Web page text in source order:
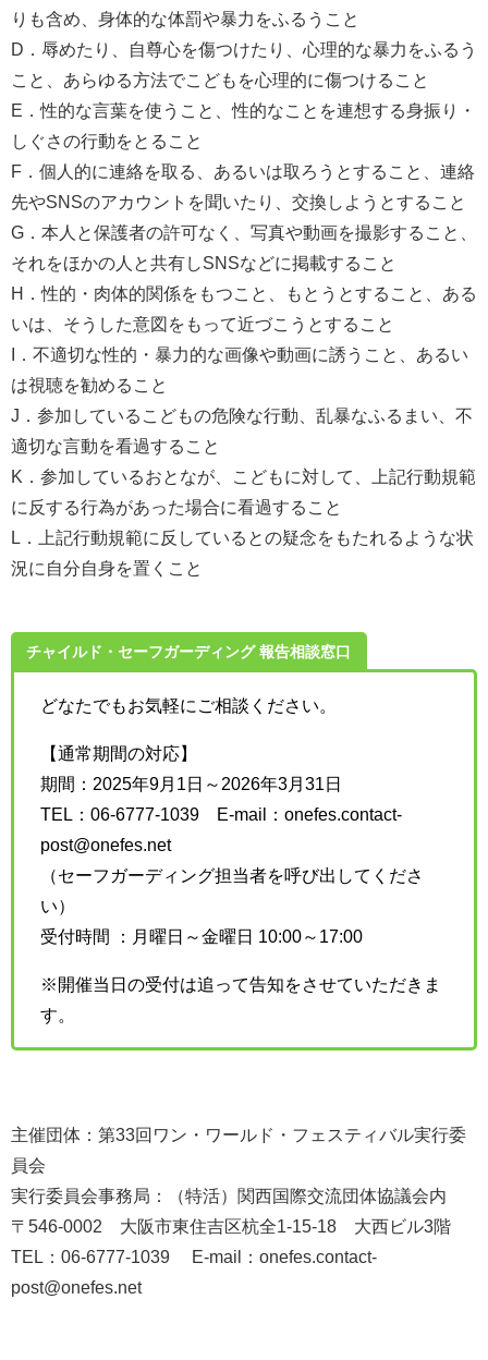
りも含め、身体的な体罰や暴力をふるうこと
D．辱めたり、自尊心を傷つけたり、心理的な暴力をふるう
こと、あらゆる方法でこどもを心理的に傷つけること
E．性的な言葉を使うこと、性的なことを連想する身振り・
しぐさの行動をとること
F．個人的に連絡を取る、あるいは取ろうとすること、連絡
先やSNSのアカウントを聞いたり、交換しようとすること
G．本人と保護者の許可なく、写真や動画を撮影すること、
それをほかの人と共有しSNSなどに掲載すること
H．性的・肉体的関係をもつこと、もとうとすること、ある
いは、そうした意図をもって近づこうとすること
I．不適切な性的・暴力的な画像や動画に誘うこと、あるい
は視聴を勧めること
J．参加しているこどもの危険な行動、乱暴なふるまい、不
適切な言動を看過すること
K．参加しているおとなが、こどもに対して、上記行動規範
に反する行為があった場合に看過すること
L．上記行動規範に反しているとの疑念をもたれるような状
況に自分自身を置くこと
チャイルド・セーフガーディング 報告相談窓口
どなたでもお気軽にご相談ください。
【通常期間の対応】
期間：2025年9月1日～2026年3月31日
TEL：06-6777-1039 E-mail：onefes.contact-
post@onefes.net
（セーフガーディング担当者を呼び出してくださ
い）
受付時間 ：月曜日～金曜日 10:00～17:00
※開催当日の受付は追って告知をさせていただきま
す。
主催団体：第33回ワン・ワールド・フェスティバル実行委
員会
実行委員会事務局：（特活）関西国際交流団体協議会内
〒546-0002 大阪市東住吉区杭全1-15-18 大西ビル3階
TEL：06-6777-1039 E-mail：onefes.contact-
post@onefes.net